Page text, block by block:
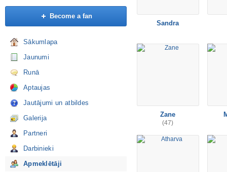
Become a fan
Sākumlapa
Jaunumi
Runā
Aptaujas
Jautājumi un atbildes
Galerija
Partneri
Darbinieki
Apmeklētāji
Sandra
Zane
(47)